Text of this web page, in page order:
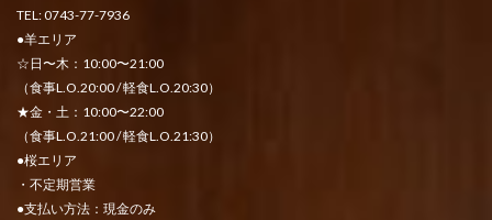
TEL: 0743-77-7936
●羊エリア
☆日〜木：10:00〜21:00
（食事L.O.20:00 / 軽食L.O.20:30）
★金・土：10:00〜22:00
（食事L.O.21:00 / 軽食L.O.21:30）
●桜エリア
・不定期営業
●支払い方法：現金のみ